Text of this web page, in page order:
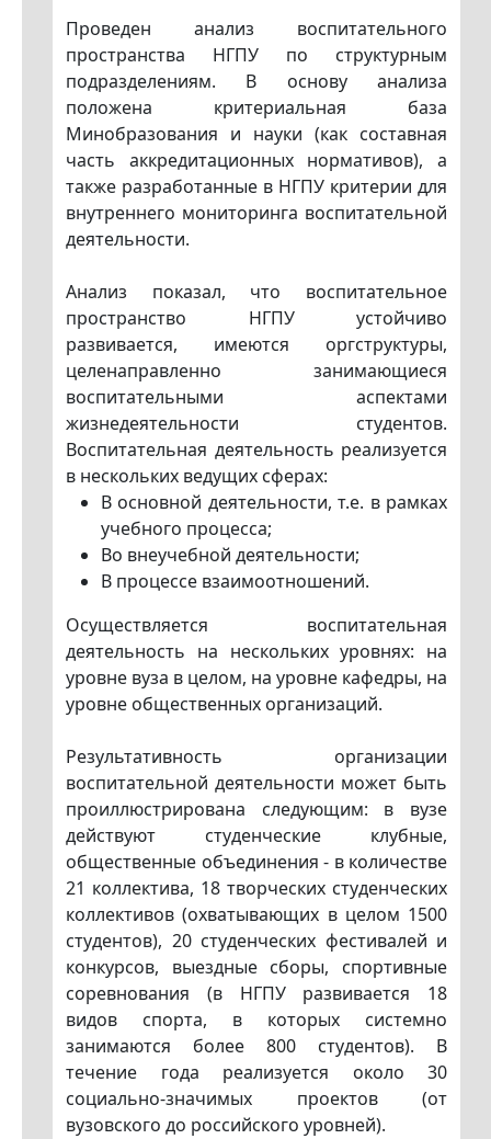
Проведен анализ воспитательного
пространства НГПУ по структурным
подразделениям. В основу анализа
положена критериальная база
Минобразования и науки (как составная
часть аккредитационных нормативов), а
также разработанные в НГПУ критерии для
внутреннего мониторинга воспитательной
деятельности.
Анализ показал, что воспитательное
пространство НГПУ устойчиво
развивается, имеются оргструктуры,
целенаправленно занимающиеся
воспитательными аспектами
жизнедеятельности студентов.
Воспитательная деятельность реализуется
в нескольких ведущих сферах:
В основной деятельности, т.е. в рамках
учебного процесса;
Во внеучебной деятельности;
В процессе взаимоотношений.
Осуществляется воспитательная
деятельность на нескольких уровнях: на
уровне вуза в целом, на уровне кафедры, на
уровне общественных организаций.
Результативность организации
воспитательной деятельности может быть
проиллюстрирована следующим: в вузе
действуют студенческие клубные,
общественные объединения - в количестве
21 коллектива, 18 творческих студенческих
коллективов (охватывающих в целом 1500
студентов), 20 студенческих фестивалей и
конкурсов, выездные сборы, спортивные
соревнования (в НГПУ развивается 18
видов спорта, в которых системно
занимаются более 800 студентов). В
течение года реализуется около 30
социально-значимых проектов (от
вузовского до российского уровней).